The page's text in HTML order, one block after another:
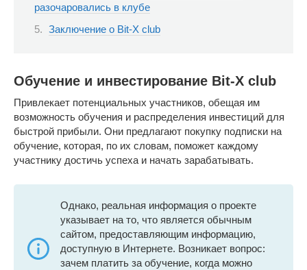
разочаровались в клубе
Заключение о Bit-X club
Обучение и инвестирование Bit-X club
Привлекает потенциальных участников, обещая им
возможность обучения и распределения инвестиций для
быстрой прибыли. Они предлагают покупку подписки на
обучение, которая, по их словам, поможет каждому
участнику достичь успеха и начать зарабатывать.
Однако, реальная информация о проекте
указывает на то, что является обычным
сайтом, предоставляющим информацию,
доступную в Интернете. Возникает вопрос:
зачем платить за обучение, когда можно